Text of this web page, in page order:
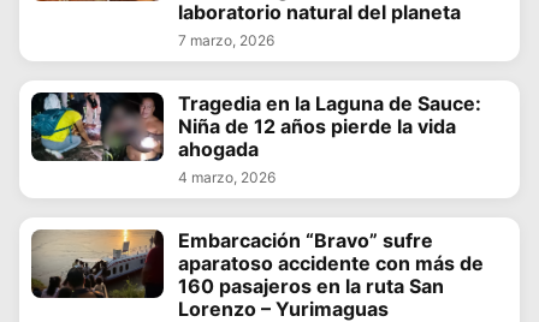
laboratorio natural del planeta
7 marzo, 2026
Tragedia en la Laguna de Sauce:
Niña de 12 años pierde la vida
ahogada
4 marzo, 2026
Embarcación “Bravo” sufre
aparatoso accidente con más de
160 pasajeros en la ruta San
Lorenzo – Yurimaguas